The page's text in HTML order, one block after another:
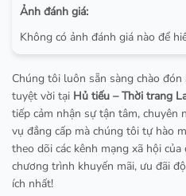
Ảnh đánh giá:
Không có ảnh đánh giá nào để
Chúng tôi luôn sẵn sàng chào
tuyệt vời tại Hủ tiếu – Thời trang
tiếp cảm nhận sự tận tâm, chuyên
vụ đẳng cấp mà chúng tôi tự hào
theo dõi các kênh mạng xã hội
chương trình khuyến mãi, ưu đãi
ích nhất!